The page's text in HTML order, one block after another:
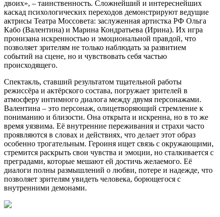
двоих», – таинственность. Сложнейший и интереснейших
каскад психологических переходов демонстрируют ведущие
актрисы Театра Моссовета: заслуженная артистка РФ Ольга
Кабо (Валентина) и Марина Кондратьева (Ирина). Их игра
пронизана искренностью и эмоциональной правдой, что
позволяет зрителям не только наблюдать за развитием
событий на сцене, но и чувствовать себя частью
происходящего.
Спектакль, ставший результатом тщательной работы
режиссёра и актёрского состава, погружает зрителей в
атмосферу интимного диалога между двумя персонажами.
Валентина – это персонаж, олицетворяющий стремление к
пониманию и близости. Она открыта и искренна, но в то же
время уязвима. Её внутренние переживания и страхи часто
проявляются в словах и действиях, что делает этот образ
особенно трогательным. Героиня ищет связь с окружающими,
стремится раскрыть свои чувства и эмоции, но сталкивается с
преградами, которые мешают ей достичь желаемого. Её
диалоги полны размышлений о любви, потере и надежде, что
позволяет зрителям увидеть человека, борющегося с
внутренними демонами.